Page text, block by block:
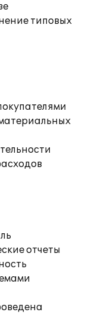
типовых
отчеты